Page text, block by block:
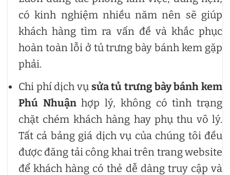
có kinh nghiệm nhiều năm nên sẽ giúp
khách hàng tìm ra vấn đề và khắc phục
hoàn toàn lỗi ở tủ trưng bày bánh kem gặp
phải.
Chi phí dịch vụ sửa tủ trưng bày bánh kem
Phú Nhuậnhợp lý, không có tình trạng
chặt chém khách hàng hay phụ thu vô lý.
Tất cả bảng giá dịch vụ của chúng tôi đều
được đăng tải công khai trên trang website
để khách hàng có thẻ dễ dàng truy cập và